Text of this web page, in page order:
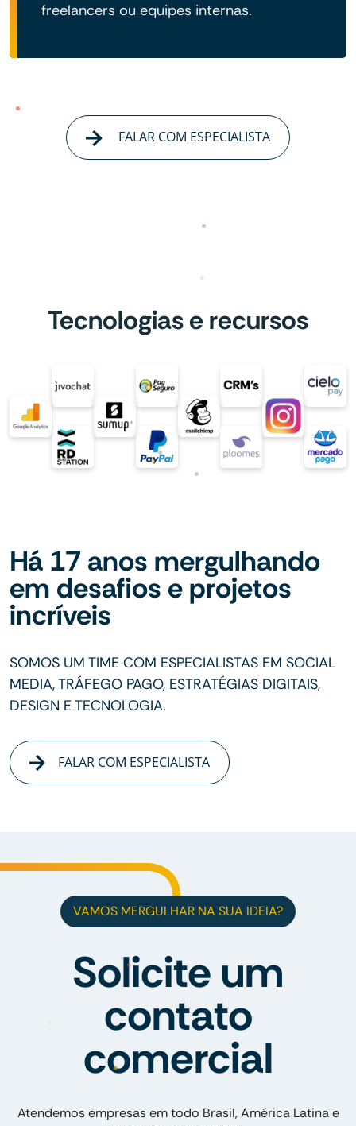
freelancers ou equipes internas.
FALAR COM ESPECIALISTA
Tecnologias e recursos
Há 17 anos mergulhando
em desafios e projetos
incríveis
SOMOS UM TIME COM ESPECIALISTAS EM SOCIAL
MEDIA, TRÁFEGO PAGO, ESTRATÉGIAS DIGITAIS,
DESIGN E TECNOLOGIA.
FALAR COM ESPECIALISTA
VAMOS MERGULHAR NA SUA IDEIA?
Solicite um
contato
comercial
Atendemos empresas em todo Brasil, América Latina e